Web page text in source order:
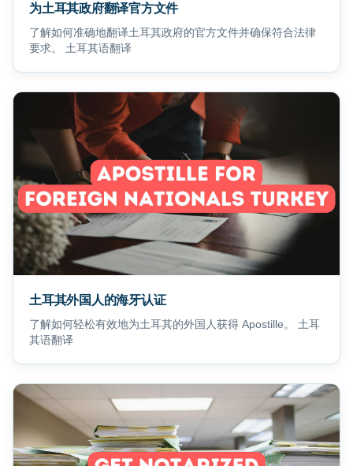
为土耳其政府翻译官方文件
了解如何准确地翻译土耳其政府的官方文件并确保符合法律
要求。 土耳其语翻译
土耳其外国人的海牙认证
了解如何轻松有效地为土耳其的外国人获得 Apostille。 土耳
其语翻译